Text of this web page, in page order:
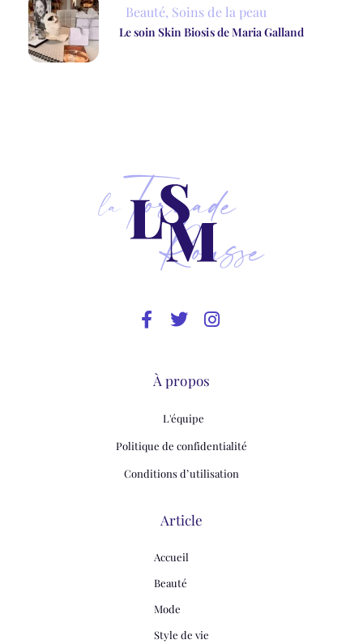
Beauté, Soins de la peau
Le soin Skin Biosis de Maria Galland
À propos
L'équipe
Politique de confidentialité
Conditions d’utilisation
Article
Accueil
Beauté
Mode
Style de vie